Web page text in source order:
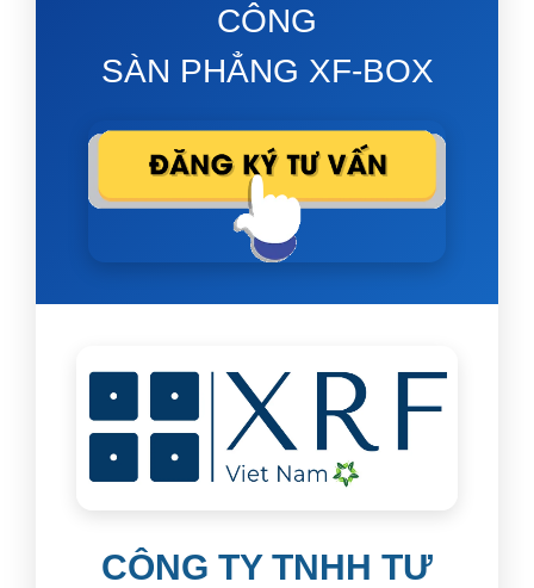
CÔNG
SÀN PHẲNG XF-BOX
CÔNG TY TNHH TƯ